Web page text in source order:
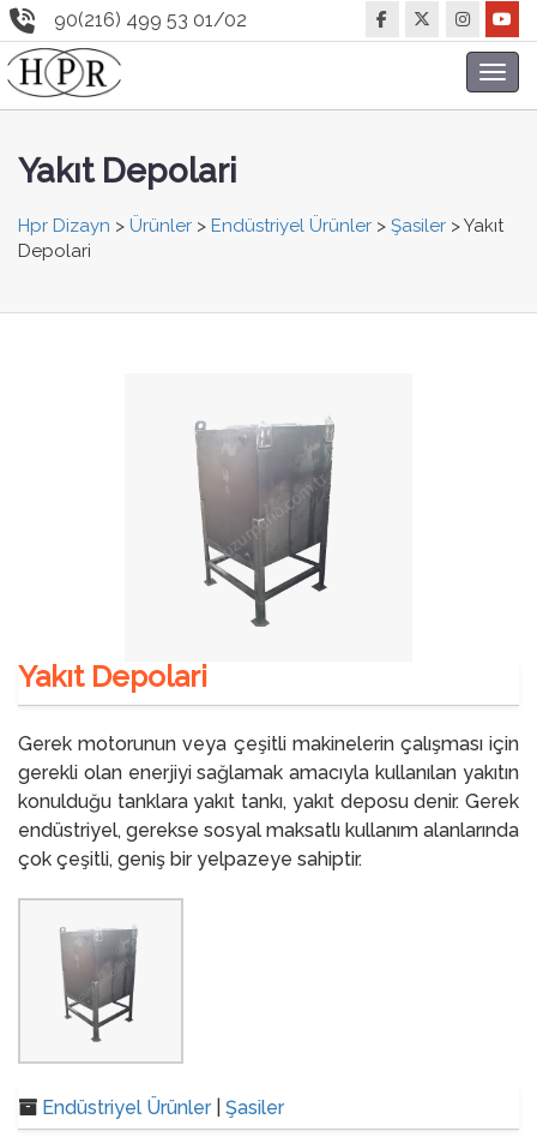
90(216) 499 53 01/02
Yakıt Depolari
Hpr Dizayn > Ürünler > Endüstriyel Ürünler > Şasiler >Yakıt
Depolari
Yakıt Depolari
Gerek motorunun veya çeşitli makinelerin çalışması için
gerekli olan enerjiyi sağlamak amacıyla kullanılan yakıtın
konulduğu tanklara yakıt tankı, yakıt deposu denir. Gerek
endüstriyel, gerekse sosyal maksatlı kullanım alanlarında
çok çeşitli, geniş bir yelpazeye sahiptir.
Endüstriyel Ürünler| Şasiler